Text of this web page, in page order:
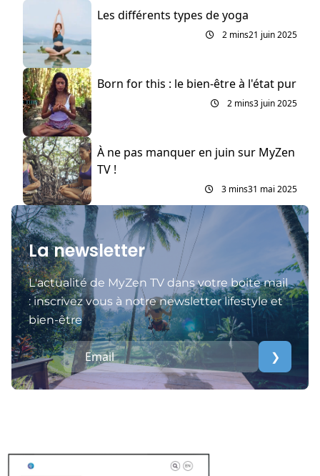
Les différents types de yoga
2 mins21 juin 2025
Born for this : le bien-être à l'état pur
2 mins3 juin 2025
À ne pas manquer en juin sur MyZen
TV !
3 mins31 mai 2025
La newsletter
L'actualité de MyZen TV dans votre boite mail
: inscrivez vous à notre newsletter lifestyle et
bien-être
❯